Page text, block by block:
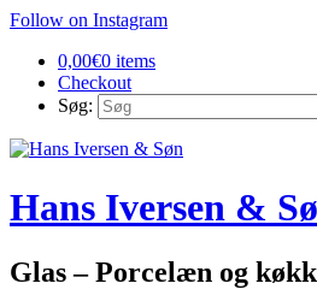
Follow on Instagram
0,00€0 items
Checkout
Søg:
Hans Iversen &
Glas – Porcelæn og